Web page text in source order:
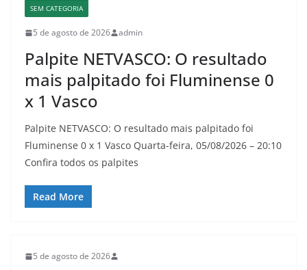
SEM CATEGORIA
5 de agosto de 2026 admin
Palpite NETVASCO: O resultado
mais palpitado foi Fluminense 0
x 1 Vasco
Palpite NETVASCO: O resultado mais palpitado foi
Fluminense 0 x 1 Vasco Quarta-feira, 05/08/2026 – 20:10
Confira todos os palpites
Read More
5 de agosto de 2026